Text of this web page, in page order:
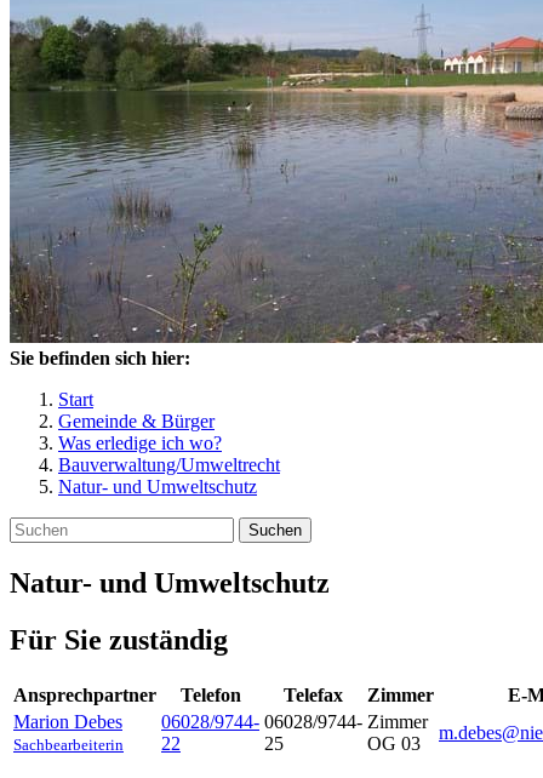
Sie befinden sich hier:
Start
Gemeinde & Bürger
Was erledige ich wo?
Bauverwaltung/Umweltrecht
Natur- und Umweltschutz
Suchen
Natur- und Umweltschutz
Für Sie zuständig
Ansprechpartner Telefon Telefax Zimmer
E-
Marion Debes
Sachbearbeiterin
06028/9744-
22
06028/9744-
25
Zimmer
OG 03